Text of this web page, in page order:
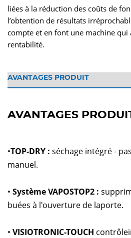
liées à la réduction des coûts de
l’obtention de résultats
compte et en font une machine
rentabilité.
AVANTAGES
•TOP-DRY : séchage intégré -
manuel.
• Système VAPOSTOP2 :
buées à l'ouverture de laporte.
• VISIOTRONIC-TOUCH